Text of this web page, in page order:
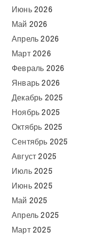
Июнь 2026
Май 2026
Апрель 2026
Март 2026
Февраль 2026
Январь 2026
Декабрь 2025
Ноябрь 2025
Октябрь 2025
Сентябрь 2025
Август 2025
Июль 2025
Июнь 2025
Май 2025
Апрель 2025
Март 2025